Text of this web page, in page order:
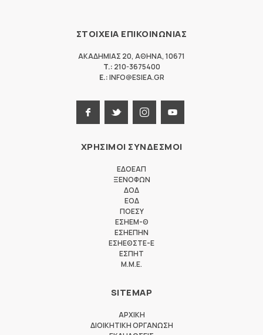
ΣΤΟΙΧΕΙΑ ΕΠΙΚΟΙΝΩΝΙΑΣ
ΑΚΑΔΗΜΙΑΣ 20, ΑΘΗΝΑ, 10671
T.: 210-3675400
E.:INFO@ESIEA.GR
ΧΡΗΣΙΜΟΙ ΣΥΝΔΕΣΜΟΙ
ΕΔΟΕΑΠ
ΞΕΝΟΦΩΝ
ΔΟΔ
ΕΟΔ
ΠΟΕΣΥ
ΕΣΗΕΜ-Θ
ΕΣΗΕΠΗΝ
ΕΣΗΕΘΣΤΕ-Ε
ΕΣΠΗΤ
M.M.E.
SITEMAP
ΑΡΧΙΚΗ
ΔΙΟΙΚΗΤΙΚΗ ΟΡΓΑΝΩΣΗ